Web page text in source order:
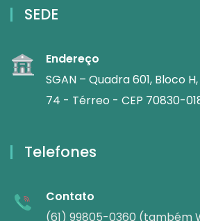
SEDE
Endereço
SGAN – Quadra 601, Bloco
74 - Térreo - CEP 70830-
Telefones
Contato
(61) 99805-0360 (também